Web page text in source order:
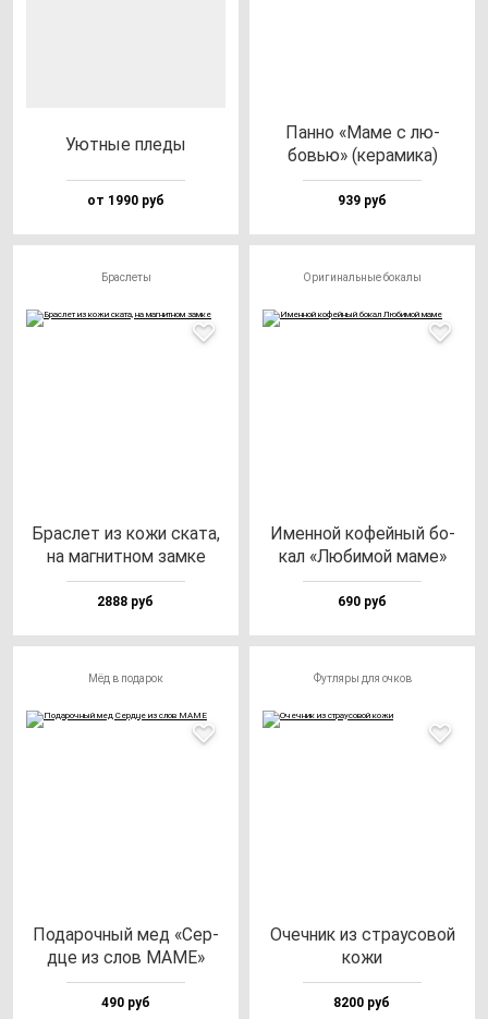
Уют­ные пле­ды
от 1990 руб
Пан­но «Маме с лю­
бовью» (ке­ра­ми­ка)
939 руб
Браслеты
Брас­лет из ко­жи ска­та,
на маг­нит­ном зам­ке
2888 руб
Оригинальные бокалы
Имен­ной ко­фей­ный бо­
кал «Люби­мой ма­ме»
690 руб
Мёд в подарок
Пода­роч­ный мед «Сер­
дце из слов МАМЕ»
490 руб
Футляры для очков
Очеч­ник из стра­усо­вой
ко­жи
8200 руб